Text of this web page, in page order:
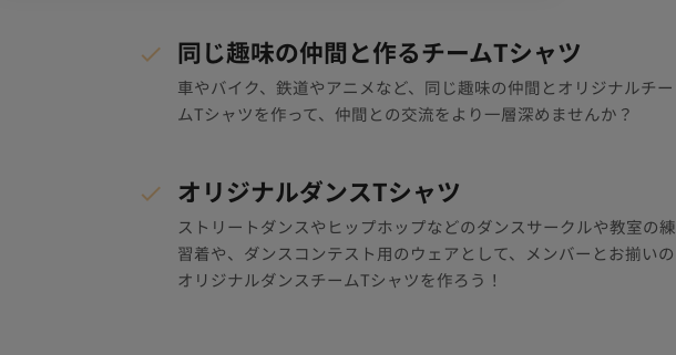
同じ趣味の仲間と作るチームTシャツ
車やバイク、鉄道やアニメなど、同じ趣味の仲間とオリジナルチー
ムTシャツを作って、仲間との交流をより一層深めませんか？
オリジナルダンスTシャツ
ストリートダンスやヒップホップなどのダンスサークルや教室の練
習着や、ダンスコンテスト用のウェアとして、メンバーとお揃いの
オリジナルダンスチームTシャツを作ろう！